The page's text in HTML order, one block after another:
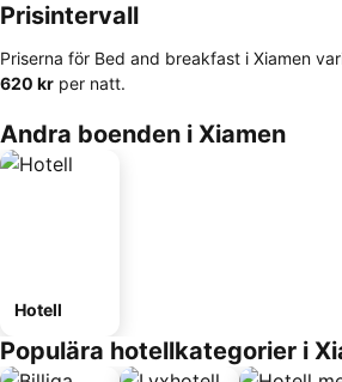
Prisintervall
Priserna för Bed and breakfast i Xiamen
‎620 kr per natt.
Andra boenden i Xiamen
Hotell
Populära hotellkategorier i